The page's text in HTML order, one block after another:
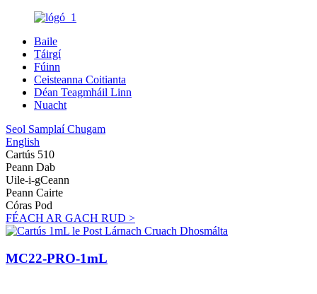
Baile
Táirgí
Fúinn
Ceisteanna Coitianta
Déan Teagmháil Linn
Nuacht
Seol Samplaí Chugam
English
Cartús 510
Peann Dab
Uile-i-gCeann
Peann Cairte
Córas Pod
FÉACH AR GACH RUD >
MC22-PRO-1mL